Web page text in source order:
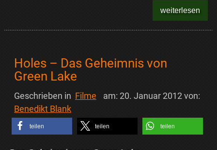
weiterlesen
Holes – Das Geheimnis von
Green Lake
Geschrieben in Filme am: 20. Januar 2012von:
Benedikt Blank
teilen teilen teilen